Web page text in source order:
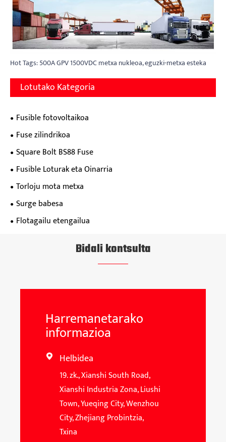
Hot Tags: 500A GPV 1500VDC metxa nukleoa, eguzki-metxa esteka
Lotutako Kategoria
Fusible fotovoltaikoa
Fuse zilindrikoa
Square Bolt BS88 Fuse
Fusible Loturak eta Oinarria
Torloju mota metxa
Surge babesa
Flotagailu etengailua
Bidali kontsulta
Harremanetarako
informazioa
 Helbidea
19. zk., Xianshi South Road,
Xianshi Industria Zona, Liushi
Town, Yueqing City, Wenzhou
City, Zhejiang Probintzia,
Txina